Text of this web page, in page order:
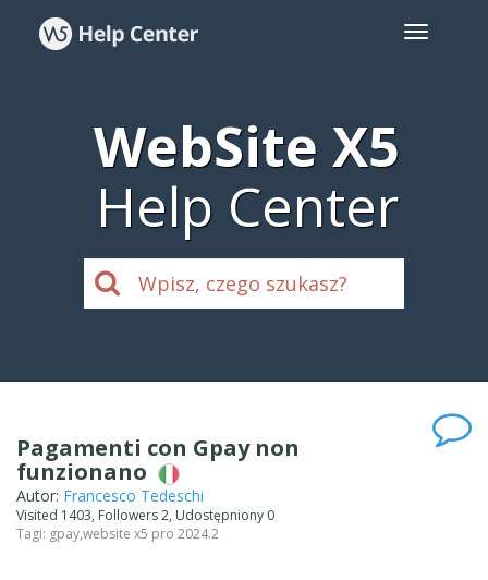
WebSite X5
Help Center
Pagamenti con Gpay non
funzionano
Autor: Francesco Tedeschi
Visited 1403, Followers 2, Udostępniony 0
Tagi: gpay,website x5 pro 2024.2